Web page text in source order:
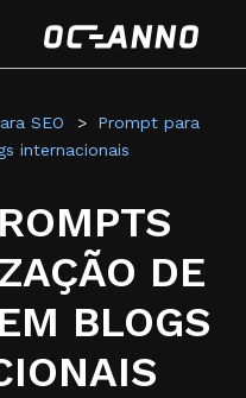
SEO
Prompt para
internacionais
DE
BLOGS